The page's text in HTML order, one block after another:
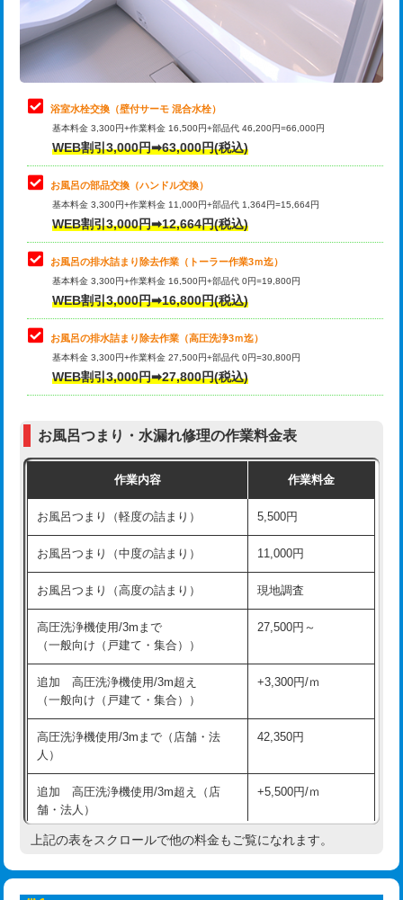
止水・漏水調査・防水処理・清掃・修
理・調整・分解・加工など（軽作業）
止水・漏水調査・防水処理・清掃・修
理・調整・分解・加工など（中作業）
22,000円
止水・漏水調査・防水処理・清掃・修
理・調整・分解・加工など（重作業）
33,000円
トイレタンク脱着
トイレ便器脱着
タンクレストイレ脱着 33,000円
小便器トイレ脱着
その他部品の脱着 8,800円～
交換・取付（タンク）
交換・取付（普通便座） 11,000円+材料費
交換・取付（温水洗浄便座） 16,500円+材料費
交換・取付(単水栓（壁付・デッキ
式）)
13,200円+材料費
交換・取付(混合水栓（壁付・デッキ
式・ワンホール）)
16,500円+材料費
交換・取付(排水栓・排水トラップ
（P/S/ポップアップ））
22,000円+材料費
交換・取付（その他部品） 11,000円+材料費
持込商品取付（単水栓） 13,200円
持込商品取付（混合水栓）
持込商品取付（浄水器・分岐水栓） 16,500円
持込商品取付（温水洗浄便座） 22,000円
持込商品取付（普通便座⇔温水洗浄便
22,000円
浴室水栓交換（壁付サーモ 混合水栓）
基本料金 3,300円+作業料金 16,500円+部品代 46,200円=66,000円
WEB割引3,000円➡63,000円(税込)
お風呂の部品交換（ハンドル交換）
基本料金 3,300円+作業料金 11,000円+部品代 1,364円=15,664円
WEB割引3,000円➡12,664円(税込)
お風呂の排水詰まり除去作業（トーラー作業3ｍ迄）
基本料金 3,300円+作業料金 16,500円+部品代 0円=19,800円
WEB割引3,000円➡16,800円(税込)
お風呂の排水詰まり除去作業（高圧洗浄3ｍ迄）
基本料金 3,300円+作業料金 27,500円+部品代 0円=30,800円
WEB割引3,000円➡27,800円(税込)
お風呂つまり・水漏れ修理の作業料金表
作業内容 作業料金
お風呂つまり（軽度の詰まり） 5,500円
お風呂つまり（中度の詰まり） 11,000円
お風呂つまり（高度の詰まり） 現地調査
高圧洗浄機使用/3mまで
（一般向け（戸建て・集合））
27,500円～
追加 高圧洗浄機使用/3m超え
（一般向け（戸建て・集合））
+3,300円/ｍ
高圧洗浄機使用/3mまで（店舗・法
人）
42,350円
追加 高圧洗浄機使用/3m超え（店
舗・法人）
+5,500円/ｍ
高度高圧洗浄換 現地調査
上記の表をスクロールで他の料金もご覧になれます。